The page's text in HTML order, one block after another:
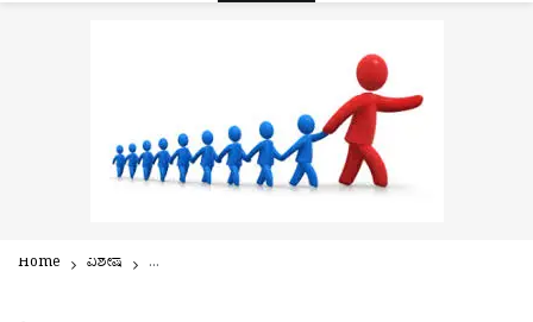
Home ವಿಶೇಷ ಆರೋಪಿ ಜನಪ್ರತಿನಿಧಿಯಾಗಿ ಆಯ್ಕೆಯಾದಾಗ ಕಾನೂನು ರೀತಿ – ನೀತಿ ಏನು?